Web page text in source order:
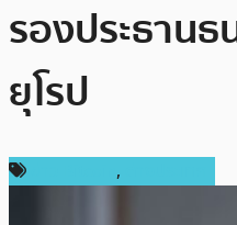
รองประธาน
ยุโรป
,